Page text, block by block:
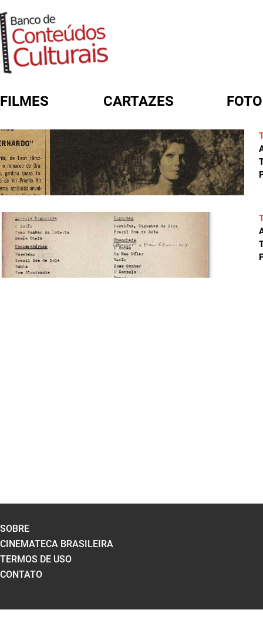
FILMES CARTAZES
FORMULÁRIO DE BUSCA
SOBRE
CINEMATECA BRASILEIRA
TERMOS DE USO
CONTATO